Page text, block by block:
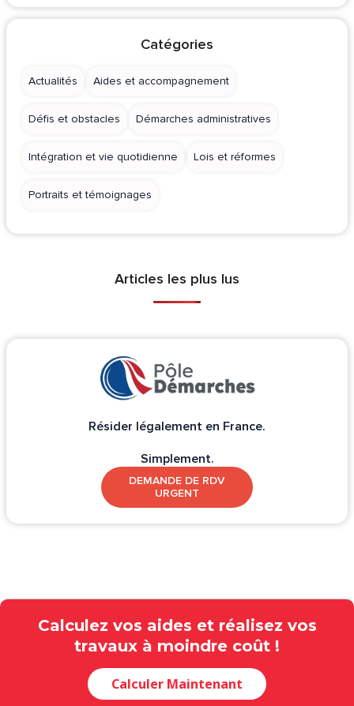
Catégories
Actualités Aides et accompagnement
Défis et obstacles Démarches administratives
Intégration et vie quotidienne Lois et réformes
Portraits et témoignages
Articles les plus lus
Résider légalement en France.
Simplement.
DEMANDE DE RDV
URGENT
Calculez vos aides et réalisez vos
travaux à moindre coût !
Calculer Maintenant